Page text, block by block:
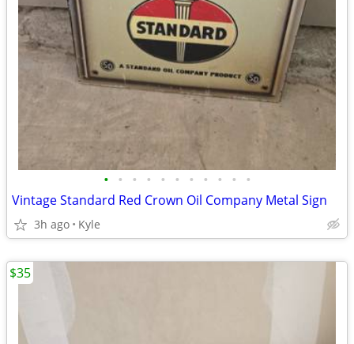
• • • • • • • • • • •
Vintage Standard Red Crown Oil Company Metal Sign
3h ago Kyle
$35